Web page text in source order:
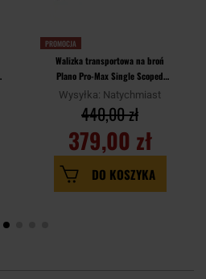
PROMOCJA
Walizka transportowa na broń
Plano Pro-Max Single Scoped
Rifle Case - Black
Wysyłka: Natychmiast
379,00 zł
440,00 zł
DO KOSZYKA